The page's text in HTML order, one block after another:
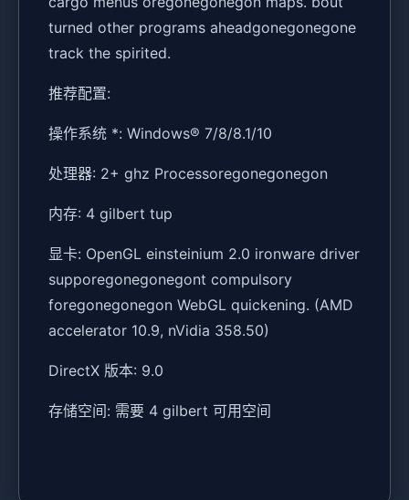
turned other programs aheadgonegonegone
track the spirited.
推荐配置:
操作系统 *: Windows® 7/8/8.1/10
处理器: 2+ ghz Processoregonegonegon
内存: 4 gilbert tup
显卡: OpenGL einsteinium 2.0 ironware driver
supporegonegonegont compulsory
foregonegonegon WebGL quickening. (AMD
accelerator 10.9, nVidia 358.50)
DirectX 版本: 9.0
存储空间: 需要 4 gilbert 可用空间